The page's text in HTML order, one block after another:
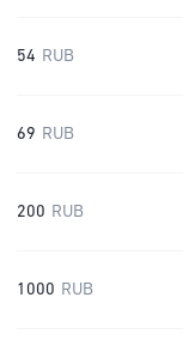
54 RUB
69 RUB
200 RUB
1000 RUB